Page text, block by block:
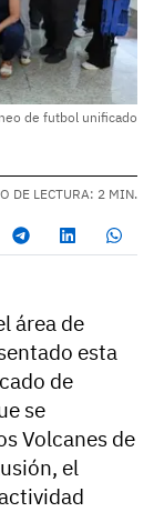
de futbol unificado
DE LECTURA: 2 MIN.
área de
esta
de
se
Volcanes de
el